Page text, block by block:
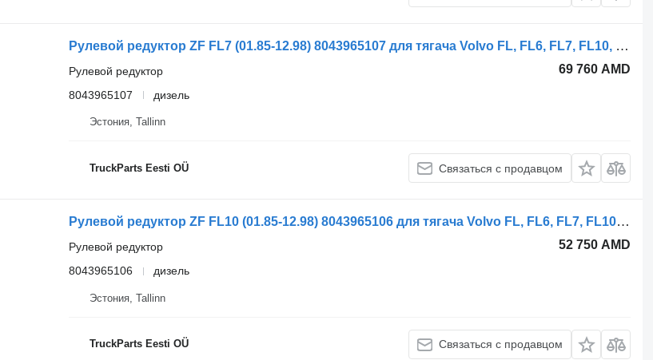
Рулевой редуктор ZF FL7 (01.85-12.98) 8043965107 для тягача Volvo FL, FL6, FL7, FL10, FL12, FS718 (1985-2005)
69 760 AMD
Рулевой редуктор
8043965107
дизель
Эстония, Tallinn
TruckParts Eesti OÜ Связаться с продавцом
Рулевой редуктор ZF FL10 (01.85-12.98) 8043965106 для тягача Volvo FL, FL6, FL7, FL10, FL12, FS718 (1985-2005)
52 750 AMD
Рулевой редуктор
8043965106
дизель
Эстония, Tallinn
TruckParts Eesti OÜ Связаться с продавцом